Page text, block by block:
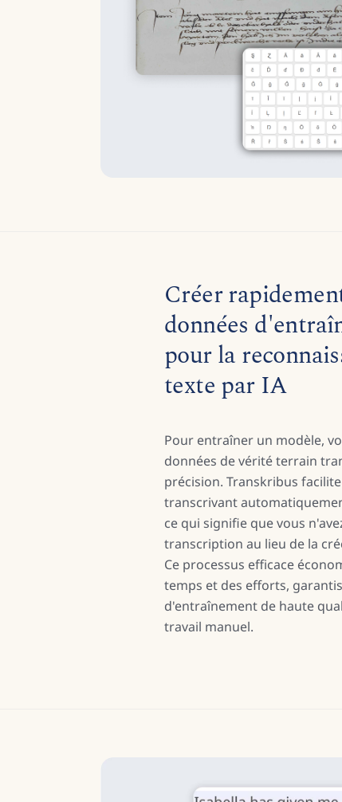
Créer
données
pour la
texte par IA
Pour entraîner un modèle,
données de vérité terrain
précision. Transkribus
transcrivant
ce qui signifie que vous
transcription au lieu de la
Ce processus efficace
temps et des efforts,
d'entraînement de haute
travail manuel.